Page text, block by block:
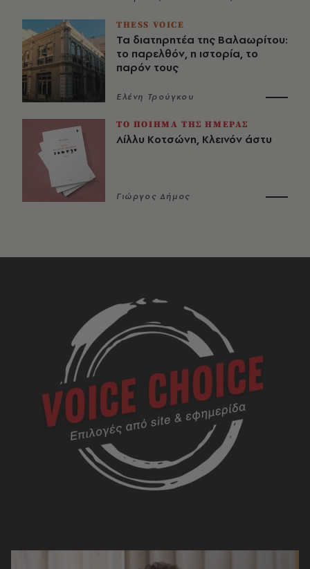
THESS VOICE
Τα διατηρητέα της Βαλαωρίτου:
το παρελθόν, η ιστορία, το
παρόν τους
Ελένη Τρούγκου
ΤΟ ΠΟΙΗΜΑ ΤΗΣ ΗΜΕΡΑΣ
Λίλλυ Κοτσώνη, Κλεινόν άστυ
Γιώργος Δήμος